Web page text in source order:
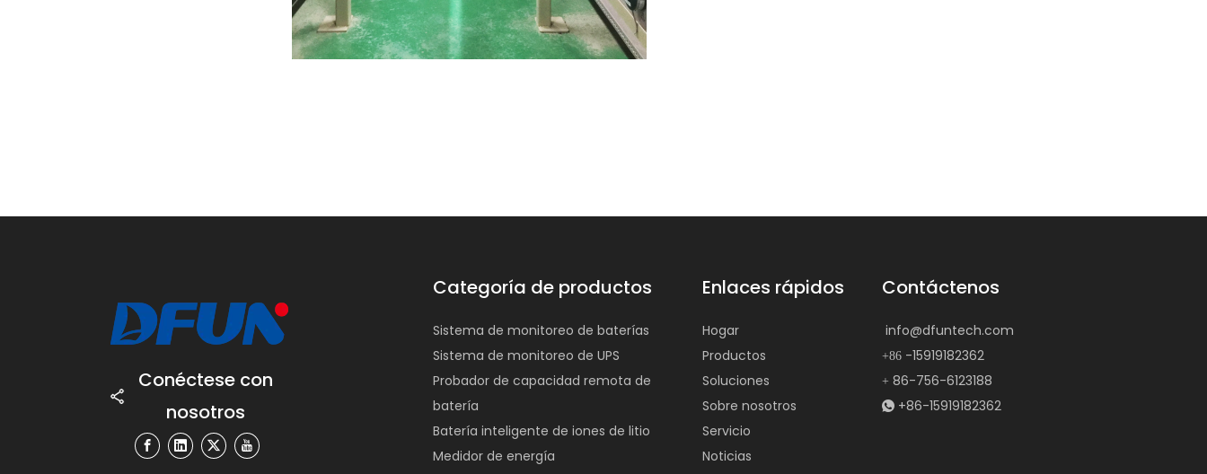
Conéctese con
nosotros
Categoría de productos
Sistema de monitoreo de baterías
Sistema de monitoreo de UPS
Probador de capacidad remota de
batería
Batería inteligente de iones de litio
Medidor de energía
Enlaces rápidos
Hogar
Productos
Soluciones
Sobre nosotros
Servicio
Noticias
Contáctenos
info@dfuntech.com
+86 -15919182362
+ 86-756-6123188
 +86-15919182362